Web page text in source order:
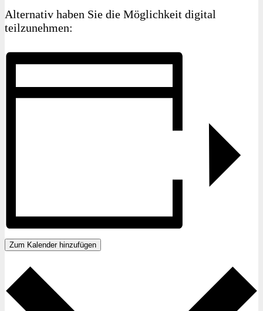
Alternativ haben Sie die Möglichkeit digital
teilzunehmen:
Zum Kalender hinzufügen